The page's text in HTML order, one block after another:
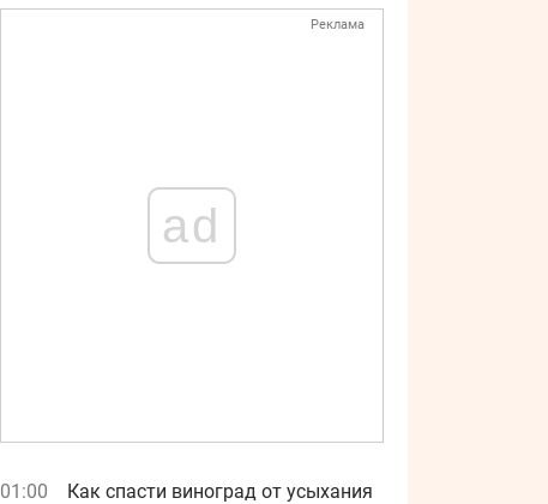
Реклама
ad
01:00
Как спасти виноград от усыхания